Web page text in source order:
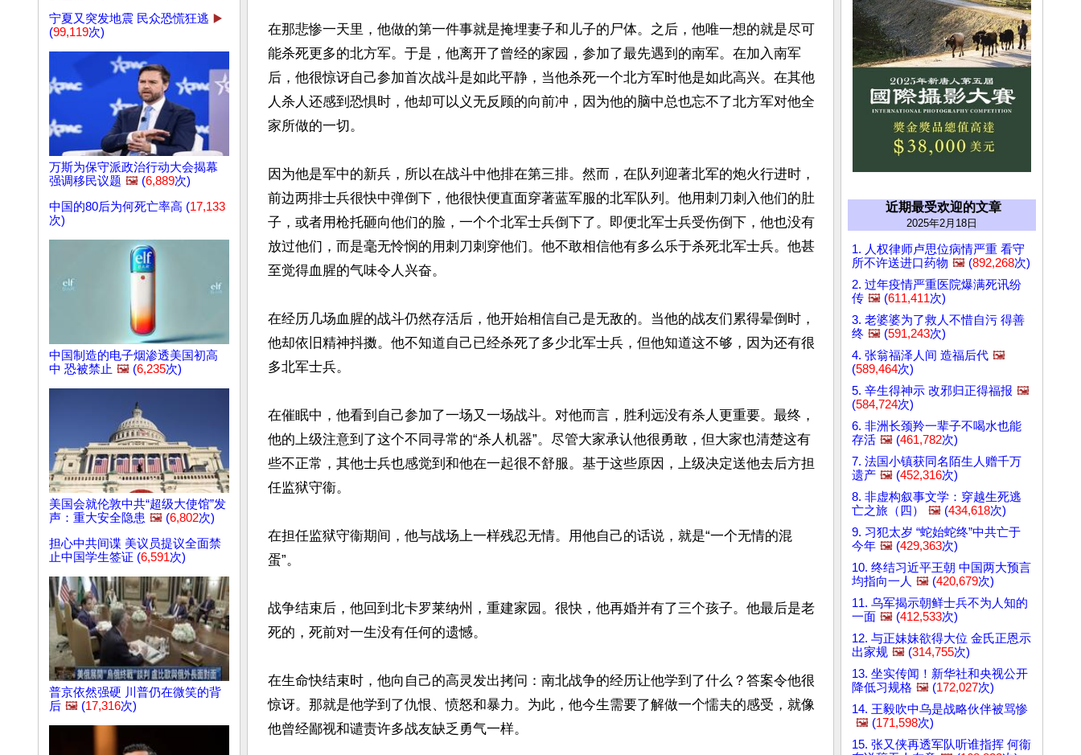
宁夏又突发地震 民众恐慌狂逃 ▶️
(99,119次)
万斯为保守派政治行动大会揭幕
强调移民议题 🖼️ (6,889次)
中国的80后为何死亡率高 (17,133
次)
中国制造的电子烟渗透美国初高
中 恐被禁止 🖼️ (6,235次)
美国会就伦敦中共“超级大使馆”发
声：重大安全隐患 🖼️ (6,802次)
担心中共间谍 美议员提议全面禁
止中国学生签证 (6,591次)
普京依然强硬 川普仍在微笑的背
后 🖼️ (17,316次)
在那悲惨一天里，他做的第一件事就是掩埋妻子和儿子的尸体。之后，他唯一想的就是尽可
能杀死更多的北方军。于是，他离开了曾经的家园，参加了最先遇到的南军。在加入南军
后，他很惊讶自己参加首次战斗是如此平静，当他杀死一个北方军时他是如此高兴。在其他
人杀人还感到恐惧时，他却可以义无反顾的向前冲，因为他的脑中总也忘不了北方军对他全
家所做的一切。
因为他是军中的新兵，所以在战斗中他排在第三排。然而，在队列迎著北军的炮火行进时，
前边两排士兵很快中弹倒下，他很快便直面穿著蓝军服的北军队列。他用刺刀刺入他们的肚
子，或者用枪托砸向他们的脸，一个个北军士兵倒下了。即便北军士兵受伤倒下，他也没有
放过他们，而是毫无怜悯的用刺刀刺穿他们。他不敢相信他有多么乐于杀死北军士兵。他甚
至觉得血腥的气味令人兴奋。
在经历几场血腥的战斗仍然存活后，他开始相信自己是无敌的。当他的战友们累得晕倒时，
他却依旧精神抖擞。他不知道自己已经杀死了多少北军士兵，但他知道这不够，因为还有很
多北军士兵。
在催眠中，他看到自己参加了一场又一场战斗。对他而言，胜利远没有杀人更重要。最终，
他的上级注意到了这个不同寻常的“杀人机器”。尽管大家承认他很勇敢，但大家也清楚这有
些不正常，其他士兵也感觉到和他在一起很不舒服。基于这些原因，上级决定送他去后方担
任监狱守衞。
在担任监狱守衞期间，他与战场上一样残忍无情。用他自己的话说，就是“一个无情的混
蛋”。
战争结束后，他回到北卡罗莱纳州，重建家园。很快，他再婚并有了三个孩子。他最后是老
死的，死前对一生没有任何的遗憾。
在生命快结束时，他向自己的高灵发出拷问：南北战争的经历让他学到了什么？答案令他很
惊讶。那就是他学到了仇恨、愤怒和暴力。为此，他今生需要了解做一个懦夫的感受，就像
他曾经鄙视和谴责许多战友缺乏勇气一样。
近期最受欢迎的文章
2025年2月18日
1. 人权律师卢思位病情严重 看守
所不许送进口药物 🖼️ (892,268次)
2. 过年疫情严重医院爆满死讯纷
传 🖼️ (611,411次)
3. 老婆婆为了救人不惜自污 得善
终 🖼️ (591,243次)
4. 张翁福泽人间 造福后代 🖼️
(589,464次)
5. 辛生得神示 改邪归正得福报 🖼️
(584,724次)
6. 非洲长颈羚一辈子不喝水也能
存活 🖼️ (461,782次)
7. 法国小镇获同名陌生人赠千万
遗产 🖼️ (452,316次)
8. 非虚构叙事文学：穿越生死逃
亡之旅（四）
🖼️ (434,618次)
9. 习犯太岁 “蛇始蛇终”中共亡于
今年 🖼️ (429,363次)
10. 终结习近平王朝 中国两大预言
均指向一人 🖼️ (420,679次)
11. 乌军揭示朝鲜士兵不为人知的
一面 🖼️ (412,533次)
12. 与正妹妹欲得大位 金氏正恩示
出家规 🖼️ (314,755次)
13. 坐实传闻！新华社和央视公开
降低习规格 🖼️ (172,027次)
14. 王毅吹中乌是战略伙伴被骂惨
🖼️ (171,598次)
15. 张又侠再透军队听谁指挥 何衞